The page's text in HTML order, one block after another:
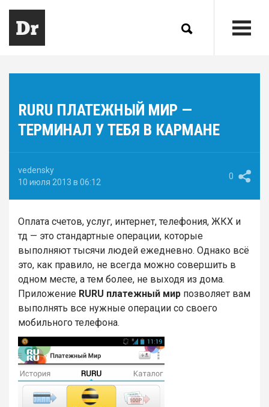
RURU ПЛАТЕЖНЫЙ МИР —
ТЕРМИНАЛ У ТЕБЯ В КАРМАНЕ
vedensky
10 июля 2013 в 06:12
0
Оплата счетов, услуг, интернет, телефония, ЖКХ и
тд — это стандартные операции, которые
выполняют тысячи людей ежедневно. Однако всё
это, как правило, не всегда можно совершить в
одном месте, а тем более, не выходя из дома.
Приложение RURU платежный мир позволяет вам
выполнять все нужные операции со своего
мобильного телефона.